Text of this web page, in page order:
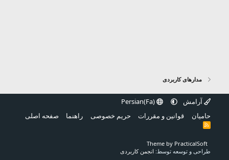
مدارهای کاربردی
آرامش
Persian(Fa)
حامیان
قوانین و مقررات حریم خصوصی راهنما صفحه اصلی
R
Theme by PracticalSoft
طراحی و توسعهتوسط: انجمن کاربردی